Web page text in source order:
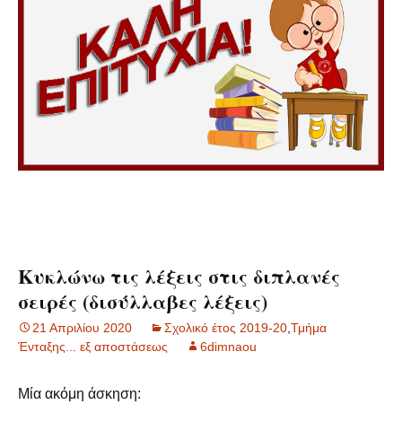
Κυκλώνω τις λέξεις στις διπλανές
σειρές (δισύλλαβες λέξεις)
21 Απριλίου 2020 Σχολικό έτος 2019-20 Τμήμα
Ένταξης... εξ αποστάσεως
6dimnaou
Μία ακόμη άσκηση: